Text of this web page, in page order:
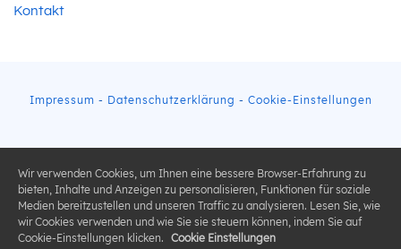
Kontakt
Impressum - Datenschutzerklärung - Cookie-Einstellungen
Wir verwenden Cookies, um Ihnen eine bessere Browser-Erfahrung zu
bieten, Inhalte und Anzeigen zu personalisieren, Funktionen für soziale
Medien bereitzustellen und unseren Traffic zu analysieren. Lesen Sie, wie
wir Cookies verwenden und wie Sie sie steuern können, indem Sie auf
Cookie-Einstellungen klicken. Cookie Einstellungen